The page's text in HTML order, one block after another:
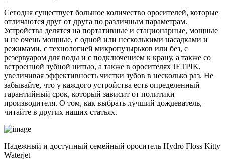
Сегодня существует большое количество оросителей, которые
отличаются друг от друга по различным параметрам.
Устройства делятся на портативные и стационарные, мощные
и не очень мощные, с одной или несколькими насадками и
режимами, с технологией микропузырьков или без, с
резервуаром для воды и с подключением к крану, а также со
встроенной зубной нитью, а также в оросителях JETPIK,
увеличивая эффективность чистки зубов в несколько раз. Не
забывайте, что у каждого устройства есть определенный
гарантийный срок, который зависит от политики
производителя. О том, как выбрать лучший дождеватель,
читайте в других наших статьях.
Надежный и доступный семейный ороситель Hydro Floss Kitty
Waterjet